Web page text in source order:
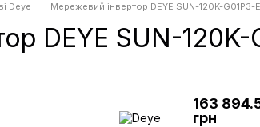
Deye Мережевий інвертор DEYE SUN-120K-G01P3-
DEYE SUN-120K-
163
грн